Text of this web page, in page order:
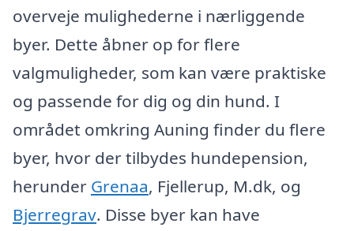
overveje mulighederne i nærliggende
byer. Dette åbner op for flere
valgmuligheder, som kan være praktiske
og passende for dig og din hund. I
området omkring Auning finder du flere
byer, hvor der tilbydes hundepension,
herunder Grenaa, Fjellerup, M.dk, og
Bjerregrav. Disse byer kan have